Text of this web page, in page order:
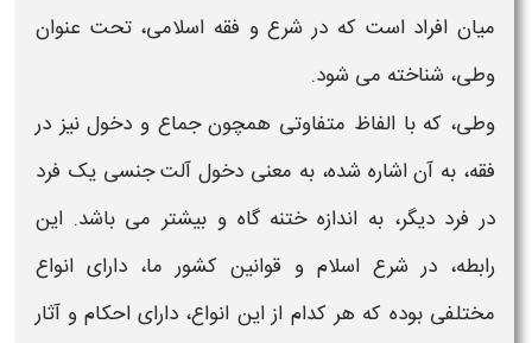
میان افراد است که در شرع و فقه اسلامی، تحت عنوان
وطی، شناخته می شود.
وطی، که با الفاظ متفاوتی همچون جماع و دخول نیز در
فقه، به آن اشاره شده، به معنی دخول آلت جنسی یک فرد
در فرد دیگر، به اندازه ختنه گاه و بیشتر می باشد. این
رابطه، در شرع اسلام و قوانین کشور ما، دارای انواع
مختلفی بوده که هر کدام از این انواع، دارای احکام و آثار